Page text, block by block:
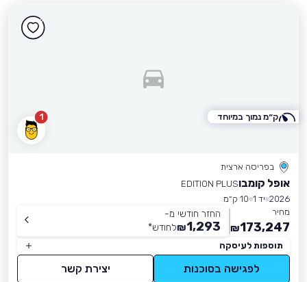
1
בפריסה ארצית
אופל קומבוEDITION PLUS
2026 יד 1
10 ק״מ
מחיר
173,247
₪
החזר חודשי מ-
1,293
₪לחודש*
תוספות לעיסקה
לפגישה בסוכנות יצירת קשר
ק״מ נמוך במיוחד